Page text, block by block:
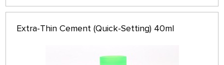
Extra-Thin Cement (Quick-Setting) 40ml